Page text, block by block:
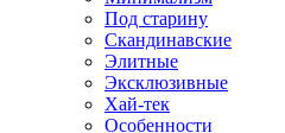
Под старину
Скандинавские
Элитные
Эксклюзивные
Хай-тек
Особенности